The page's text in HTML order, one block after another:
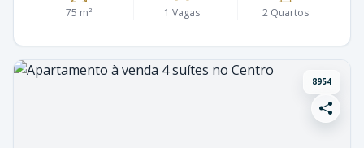
75 m² 1 Vagas 2 Quartos
8954